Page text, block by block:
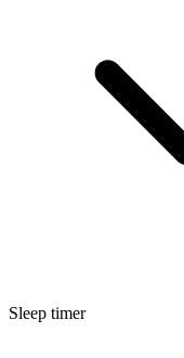
Sleep timer